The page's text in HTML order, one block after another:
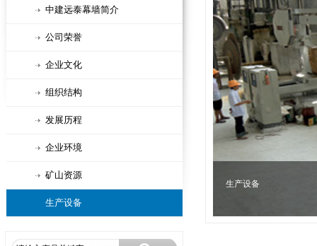
中建远泰幕墙简介
公司荣誉
企业文化
组织结构
发展历程
企业环境
矿山资源
生产设备
生产设备